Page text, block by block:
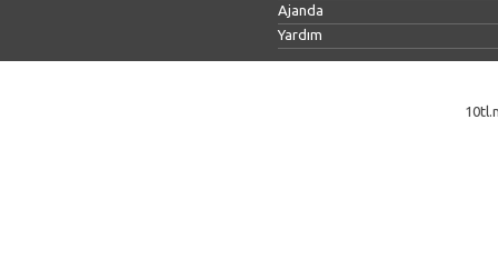
Ajanda
Yardım